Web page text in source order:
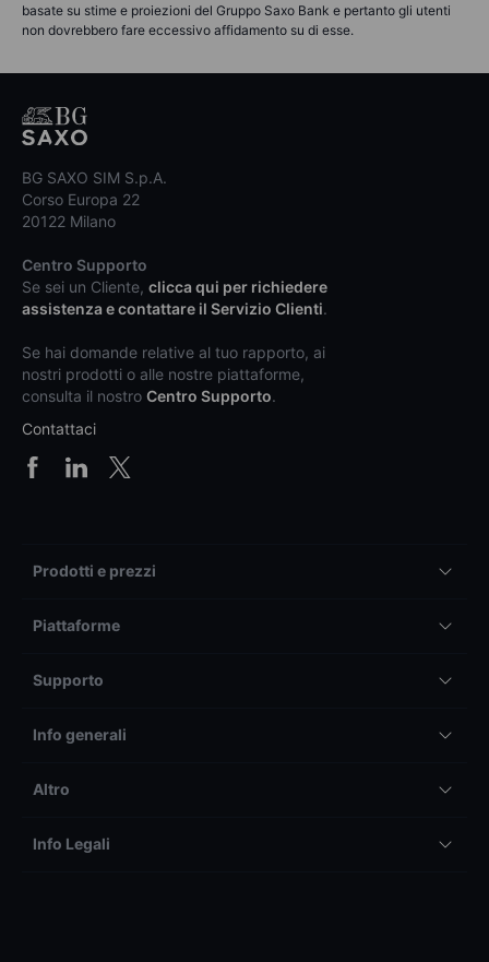
basate su stime e proiezioni del Gruppo Saxo Bank e pertanto gli utenti
non dovrebbero fare eccessivo affidamento su di esse.
BG SAXO SIM S.p.A.
Corso Europa 22
20122 Milano
Centro Supporto
Se sei un Cliente, clicca qui per richiedere
assistenza e contattare il Servizio Clienti.
Se hai domande relative al tuo rapporto, ai
nostri prodotti o alle nostre piattaforme,
consulta il nostro Centro Supporto.
Contattaci
Prodotti e prezzi
Piattaforme
Supporto
Info generali
Altro
Info Legali